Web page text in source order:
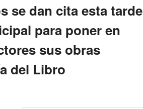
se dan cita esta tarde
para poner en
sus obras
del Libro